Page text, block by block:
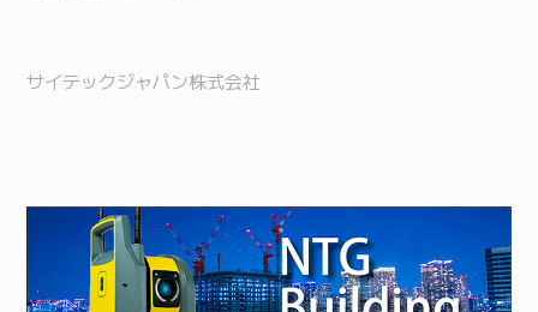
サイテックジャパン株式会社